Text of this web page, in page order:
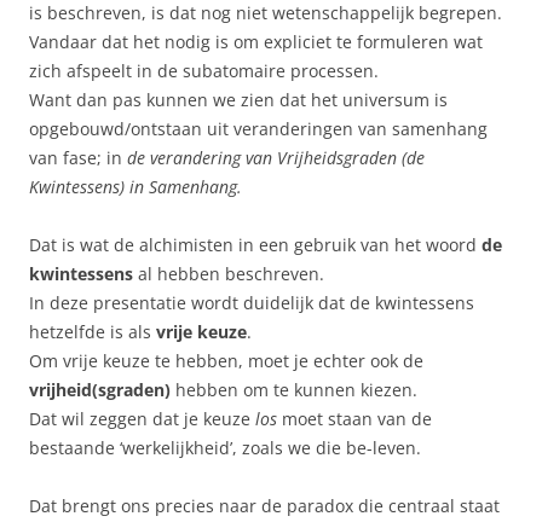
is beschreven, is dat nog niet wetenschappelijk begrepen.
Vandaar dat het nodig is om expliciet te formuleren wat
zich afspeelt in de subatomaire processen.
Want dan pas kunnen we zien dat het universum is
opgebouwd/ontstaan uit veranderingen van samenhang
van fase; in de verandering van Vrijheidsgraden (de
Kwintessens) in Samenhang.
Dat is wat de alchimisten in een gebruik van het woord de
kwintessens al hebben beschreven.
In deze presentatie wordt duidelijk dat de kwintessens
hetzelfde is als vrije keuze.
Om vrije keuze te hebben, moet je echter ook de
vrijheid(sgraden) hebben om te kunnen kiezen.
Dat wil zeggen dat je keuze los moet staan van de
bestaande ‘werkelijkheid’, zoals we die be-leven.
Dat brengt ons precies naar de paradox die centraal staat